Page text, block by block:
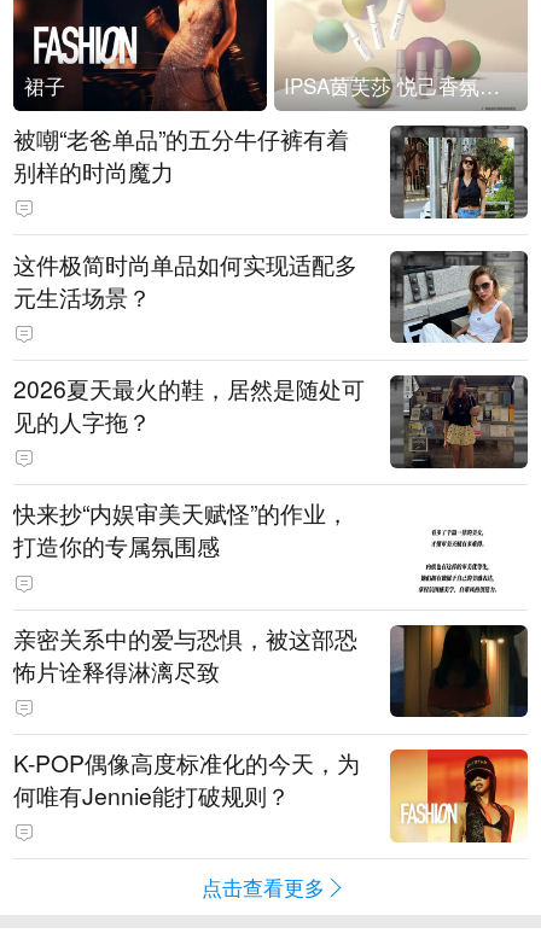
裙子 IPSA茵芙莎 悦己香氛凝露上市
被嘲“老爸单品”的五分牛仔裤有着
别样的时尚魔力
这件极简时尚单品如何实现适配多
元生活场景？
2026夏天最火的鞋，居然是随处可
见的人字拖？
快来抄“内娱审美天赋怪”的作业，
打造你的专属氛围感
亲密关系中的爱与恐惧，被这部恐
怖片诠释得淋漓尽致
K-POP偶像高度标准化的今天，为
何唯有Jennie能打破规则？
点击查看更多